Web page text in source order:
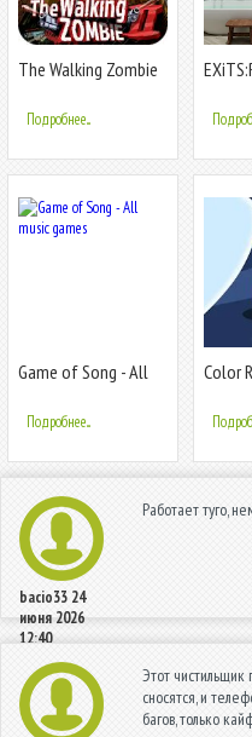
The Walking Zombie
Подробнее...
Game of Song - All
Подробнее...
Color
bacio33 24
июня 2026
12:40
Работает туго,
Этот
сносятся, и
багов, только